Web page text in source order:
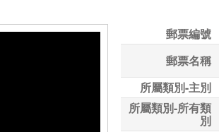
郵票編號
郵票名稱
所屬類別-主別
所屬類別-所有類
別